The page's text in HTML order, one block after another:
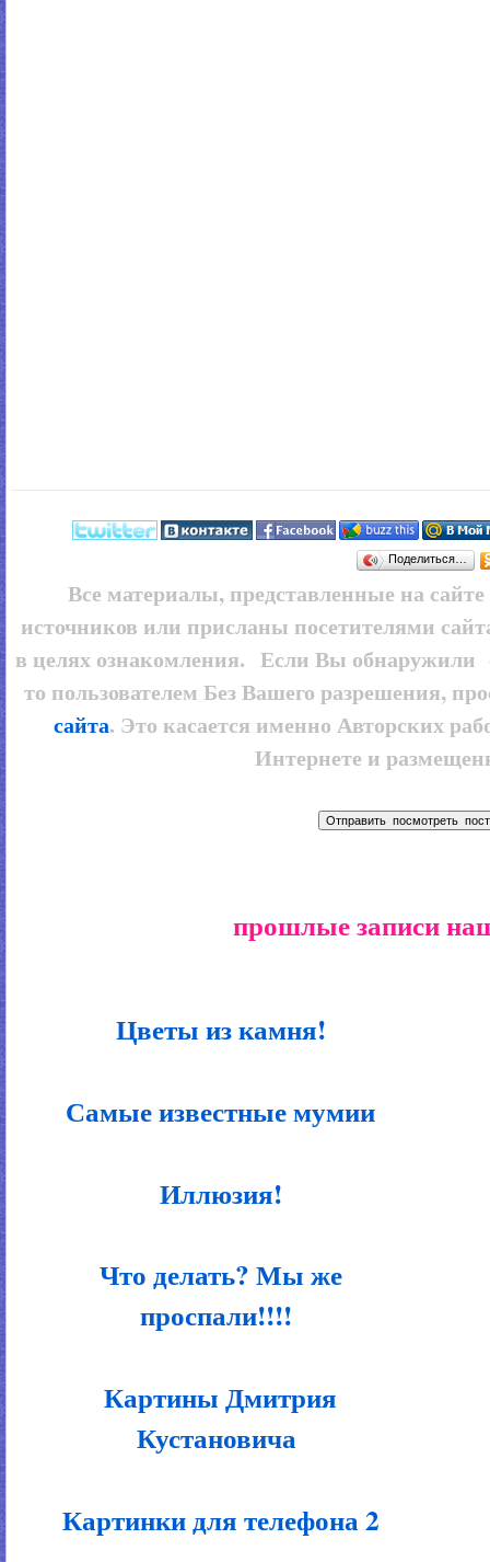
Поделиться…
Все материалы, представленные на сайте
источников или присланы посетителями
в целях ознакомления. Если Вы
то пользователем Без Вашего разрешения,
сайта. Это касается именно Авторских
Интернете и
прошлые записи
Цветы из камня!
Самые известные мумии
Иллюзия!
Что делать? Мы же
проспали!!!!
Картины Дмитрия
Кустановича
Картинки для телефона 2